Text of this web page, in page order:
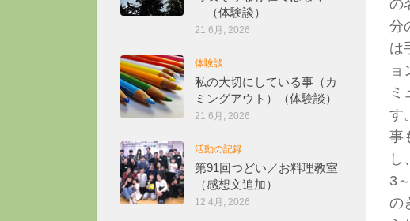
の
分
は
ョ
ミ
す
事
し
3
の
―（体験談）
21 6月, 2026
体験談
私の大切にしている事（カ
ミングアウト）（体験談）
21 6月, 2026
活動の記録
第91回つどい／お料理教室
（感想文追加）
12 4月, 2026